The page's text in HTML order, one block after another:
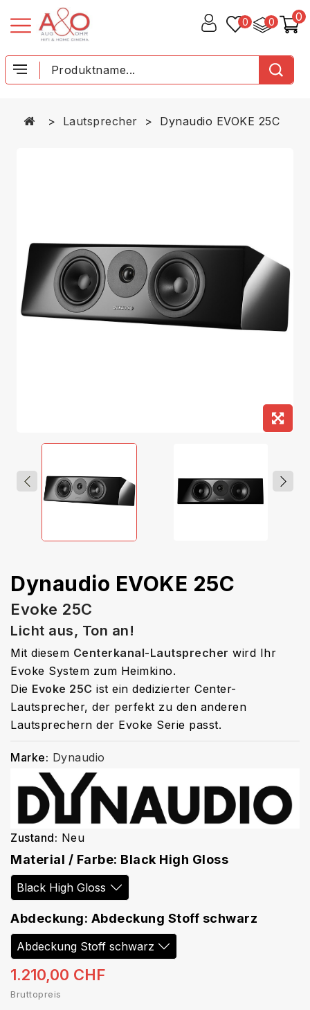
0
0
0
Lautsprecher Dynaudio EVOKE 25C
Dynaudio EVOKE 25C
Evoke 25C
Licht aus, Ton an!
Mit diesem Centerkanal-Lautsprecher wird Ihr
Evoke System zum Heimkino.
Die Evoke 25C ist ein dedizierter Center-
Lautsprecher, der perfekt zu den anderen
Lautsprechern der Evoke Serie passt.
Marke: Dynaudio
Zustand: Neu
Material / Farbe: Black High Gloss
Abdeckung: Abdeckung Stoff schwarz
1.210,00 CHF
Bruttopreis